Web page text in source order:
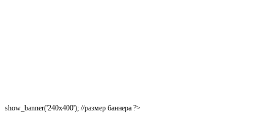
show_banner('240x400'); //размер баннера ?>